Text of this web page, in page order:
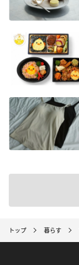
トップ 暮らす